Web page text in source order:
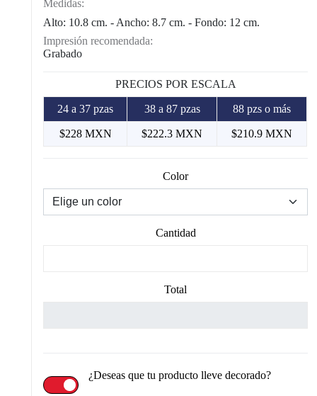
Medidas:
Alto: 10.8 cm. - Ancho: 8.7 cm. - Fondo: 12 cm.
Impresión recomendada:
Grabado
PRECIOS POR ESCALA
24 a 37 pzas 38 a 87 pzas 88 pzs o más
$228 MXN $222.3 MXN $210.9 MXN
Color
Cantidad
Total
¿Deseas que tu producto lleve decorado?